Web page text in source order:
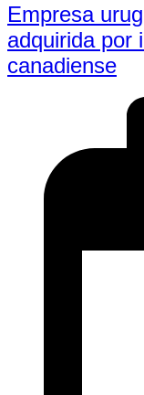
Empresa
adquirida por
canadiense